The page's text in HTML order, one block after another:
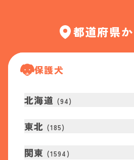
都道府県
保護犬
北海道 (94)
東北 (185)
関東 (1594 )